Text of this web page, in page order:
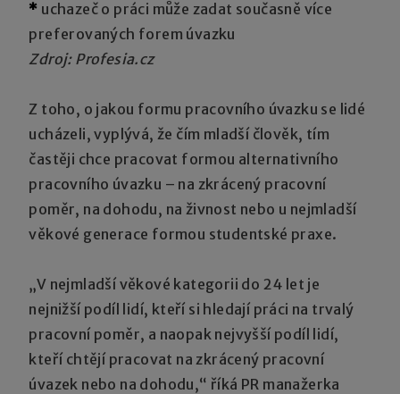
* uchazeč o práci může zadat současně více
preferovaných forem úvazku
Zdroj: Profesia.cz
Z toho, o jakou formu pracovního úvazku se lidé
ucházeli, vyplývá, že čím mladší člověk, tím
častěji chce pracovat formou alternativního
pracovního úvazku – na zkrácený pracovní
poměr, na dohodu, na živnost nebo u nejmladší
věkové generace formou studentské praxe.
„V nejmladší věkové kategorii do 24 let je
nejnižší podíl lidí, kteří si hledají práci na trvalý
pracovní poměr, a naopak nejvyšší podíl lidí,
kteří chtějí pracovat na zkrácený pracovní
úvazek nebo na dohodu,“ říká PR manažerka